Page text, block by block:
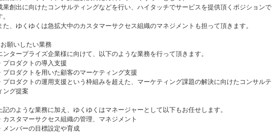
果創出に向けたコンサルティングなどを行い、ハイタッチでサービスを提供頂くポジションで
。
た、ゆくゆくは急拡大中のカスタマーサクセス組織のマネジメントも担って頂きます。
願いしたい業務
ンタープライズ企業様に向けて、以下のような業務を行って頂きます。
プロダクトの導入支援
プロダクトを用いた顧客のマーケティング支援
プロダクトの運用支援という枠組みを超えた、マーケティング課題の解決に向けたコンサルテ
ング提案
記のような業務に加え、ゆくゆくはマネージャーとして以下もお任せします。
カスタマーサクセス組織の管理、マネジメント
メンバーの目標設定や育成